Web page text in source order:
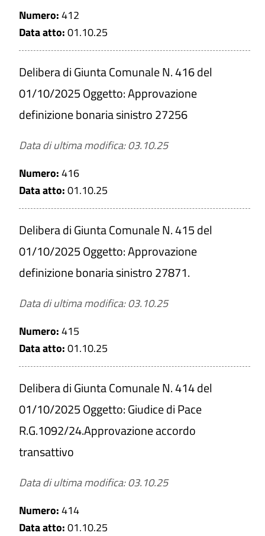
Numero:412
Data atto:01.10.25
Delibera di Giunta Comunale N. 416 del
01/10/2025 Oggetto: Approvazione
definizione bonaria sinistro 27256
Data di ultima modifica: 03.10.25
Numero:416
Data atto:01.10.25
Delibera di Giunta Comunale N. 415 del
01/10/2025 Oggetto: Approvazione
definizione bonaria sinistro 27871.
Data di ultima modifica: 03.10.25
Numero:415
Data atto:01.10.25
Delibera di Giunta Comunale N. 414 del
01/10/2025 Oggetto: Giudice di Pace
R.G.1092/24.Approvazione accordo
transattivo
Data di ultima modifica: 03.10.25
Numero:414
Data atto:01.10.25